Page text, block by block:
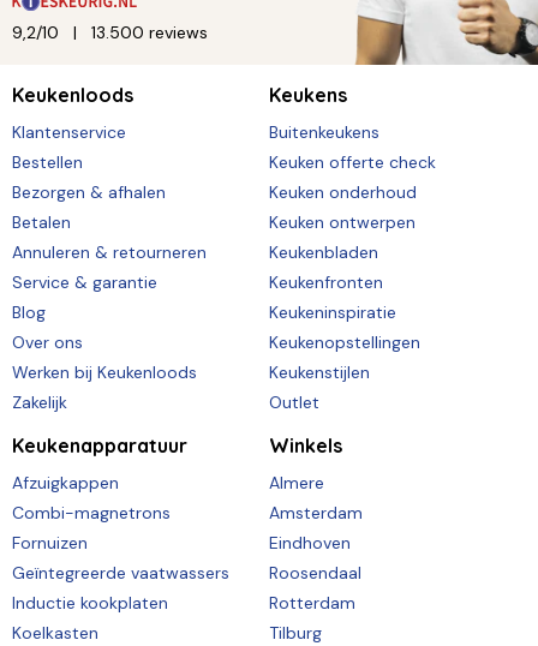
9,2/10 13.500 reviews
Keukenloods
Klantenservice
Bestellen
Bezorgen & afhalen
Betalen
Annuleren & retourneren
Service & garantie
Blog
Over ons
Werken bij Keukenloods
Zakelijk
Keukens
Buitenkeukens
Keuken offerte check
Keuken onderhoud
Keuken ontwerpen
Keukenbladen
Keukenfronten
Keukeninspiratie
Keukenopstellingen
Keukenstijlen
Outlet
Keukenapparatuur
Afzuigkappen
Combi-magnetrons
Fornuizen
Geïntegreerde vaatwassers
Inductie kookplaten
Koelkasten
Winkels
Almere
Amsterdam
Eindhoven
Roosendaal
Rotterdam
Tilburg